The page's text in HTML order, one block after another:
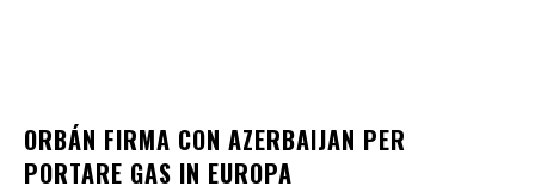
ORBÁN FIRMA CON AZERBAIJAN PER
PORTARE GAS IN EUROPA